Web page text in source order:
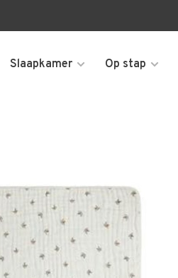
Slaapkamer Op stap